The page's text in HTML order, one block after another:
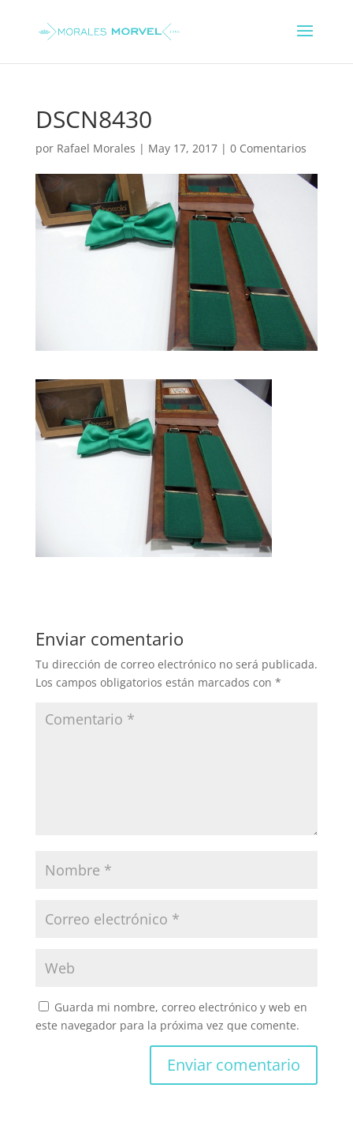
DSCN8430
por Rafael Morales | May 17, 2017| 0 Comentarios
Enviar comentario
Tu dirección de correo electrónico no será publicada.
Los campos obligatorios están marcados con *
Guarda mi nombre, correo electrónico y web en
este navegador para la próxima vez que comente.